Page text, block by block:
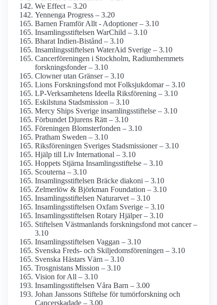
We Effect – 3.20
Yennenga Progress – 3.20
Barnen Framför Allt - Adoptioner – 3.10
Insamlings­stiftelsen WarChild – 3.10
Bharat Indien-Bistånd – 3.10
Insamlings­stiftelsen WaterAid Sverige – 3.10
Cancer­föreningen i Stockholm, Radium­hemmets
forsknings­fonder – 3.10
Clowner utan Gränser – 3.10
Lions Forsknings­fond mot Folksjukdomar – 3.10
LP-Verksamhetens Ideella Riksförening – 3.10
Eskilstuna Stadsmission – 3.10
Mercy Ships Sverige insamlings­stiftelse – 3.10
Förbundet Djurens Rätt – 3.10
Föreningen Blomster­fonden – 3.10
Pratham Sweden – 3.10
Riksföreningen Sveriges Stadsmissioner – 3.10
Hjälp till Liv International – 3.10
Hoppets Stjärna Insamlings­stiftelse – 3.10
Scouterna – 3.10
Insamlings­stiftelsen Bräcke diakoni – 3.10
Zelmerlöw & Björkman Foundation – 3.10
Insamlings­stiftelsen Naturarvet – 3.10
Insamlings­stiftelsen Oxfam Sverige – 3.10
Insamlings­stiftelsen Rotary Hjälper – 3.10
Stiftelsen Västmanlands forskningsfond mot cancer –
3.10
Insamlings­stiftelsen Vaggan – 3.10
Svenska Freds- och Skiljedoms­föreningen – 3.10
Svenska Hästars Värn – 3.10
Trosgnistans Mission – 3.10
Vision for All – 3.10
Insamlings­stiftelsen Våra Barn – 3.00
Johan Janssons Stiftelse för tumör­forskning och
Cancer­skadade – 3.00